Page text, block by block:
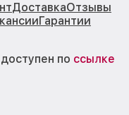
ДоставкаОтзывы
Гарантии
по ссылке